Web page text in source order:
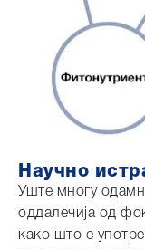
Научно
Уште многу
оддалечија од
како што е